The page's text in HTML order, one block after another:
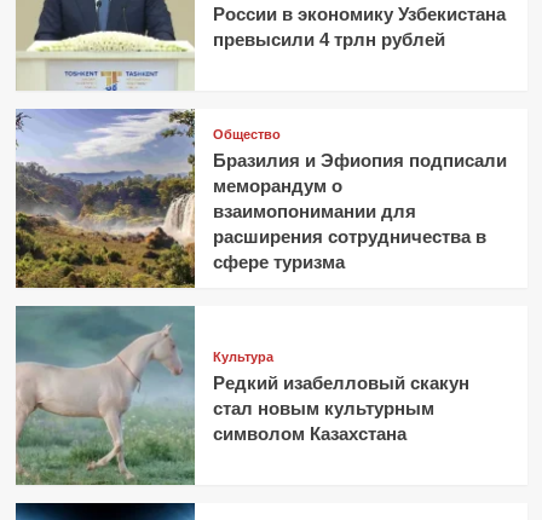
России в экономику Узбекистана
превысили 4 трлн рублей
Общество
Бразилия и Эфиопия подписали
меморандум о
взаимопонимании для
расширения сотрудничества в
сфере туризма
Культура
Редкий изабелловый скакун
стал новым культурным
символом Казахстана